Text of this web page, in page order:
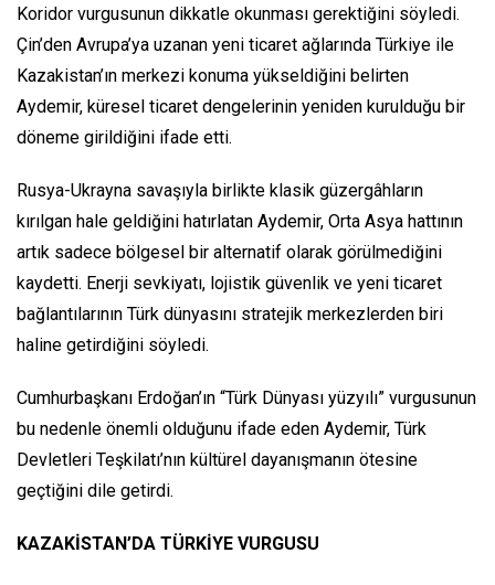
Koridor vurgusunun dikkatle okunması gerektiğini söyledi.
Çin’den Avrupa’ya uzanan yeni ticaret ağlarında Türkiye ile
Kazakistan’ın merkezi konuma yükseldiğini belirten
Aydemir, küresel ticaret dengelerinin yeniden kurulduğu bir
döneme girildiğini ifade etti.
Rusya-Ukrayna savaşıyla birlikte klasik güzergâhların
kırılgan hale geldiğini hatırlatan Aydemir, Orta Asya hattının
artık sadece bölgesel bir alternatif olarak görülmediğini
kaydetti. Enerji sevkiyatı, lojistik güvenlik ve yeni ticaret
bağlantılarının Türk dünyasını stratejik merkezlerden biri
haline getirdiğini söyledi.
Cumhurbaşkanı Erdoğan’ın “Türk Dünyası yüzyılı” vurgusunun
bu nedenle önemli olduğunu ifade eden Aydemir, Türk
Devletleri Teşkilatı’nın kültürel dayanışmanın ötesine
geçtiğini dile getirdi.
KAZAKİSTAN’DA TÜRKİYE VURGUSU